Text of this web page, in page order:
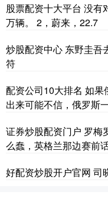
股票配资十大平台 没有
万辆。 2，蔚来，22.7
炒股配资中心 东野圭吾
符
配资公司10大排名 如
出来可能不信，俄罗斯
证券炒股配资门户 罗梅
么蠢，英格兰那边赛前
好配资炒股开户官网 司